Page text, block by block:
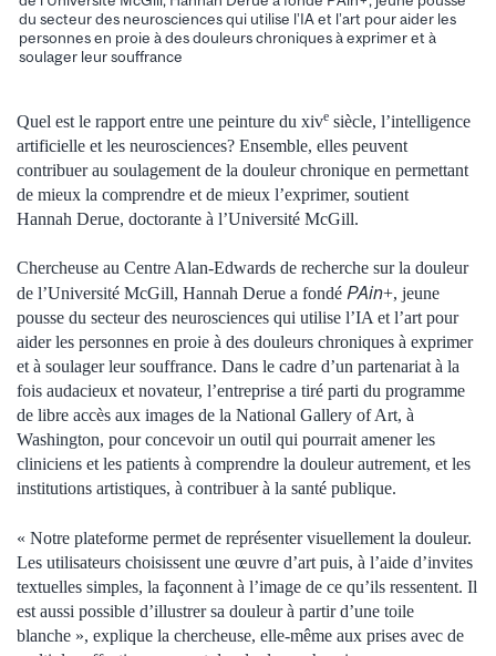
du secteur des neurosciences qui utilise l’IA et l’art pour aider les
personnes en proie à des douleurs chroniques à exprimer et à
soulager leur souffrance
Quel est le rapport entre une peinture du xive siècle, l’intelligence
artificielle et les neurosciences? Ensemble, elles peuvent
contribuer au soulagement de la douleur chronique en permettant
de mieux la comprendre et de mieux l’exprimer, soutient
Hannah Derue, doctorante à l’Université McGill.
Chercheuse au Centre Alan-Edwards de recherche sur la douleur
de l’Université McGill, Hannah Derue a fondé PAin+, jeune
pousse du secteur des neurosciences qui utilise l’IA et l’art pour
aider les personnes en proie à des douleurs chroniques à exprimer
et à soulager leur souffrance. Dans le cadre d’un partenariat à la
fois audacieux et novateur, l’entreprise a tiré parti du programme
de libre accès aux images de la National Gallery of Art, à
Washington, pour concevoir un outil qui pourrait amener les
cliniciens et les patients à comprendre la douleur autrement, et les
institutions artistiques, à contribuer à la santé publique.
« Notre plateforme permet de représenter visuellement la douleur.
Les utilisateurs choisissent une œuvre d’art puis, à l’aide d’invites
textuelles simples, la façonnent à l’image de ce qu’ils ressentent. Il
est aussi possible d’illustrer sa douleur à partir d’une toile
blanche », explique la chercheuse, elle-même aux prises avec de